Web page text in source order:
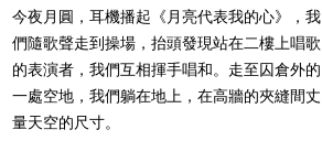
今夜月圓，耳機播起《月亮代表我的心》，我
們隨歌聲走到操場，抬頭發現站在二樓上唱歌
的表演者，我們互相揮手唱和。走至囚倉外的
一處空地，我們躺在地上，在高牆的夾縫間丈
量天空的尺寸。